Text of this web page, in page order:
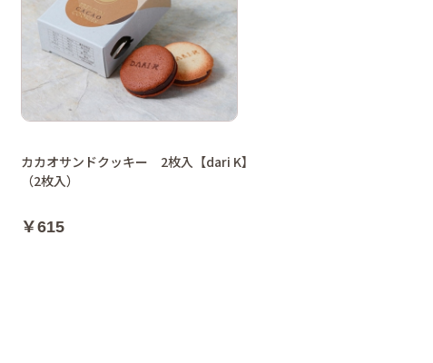
カカオサンドクッキー 2枚入【dari K】
（2枚入）
￥615